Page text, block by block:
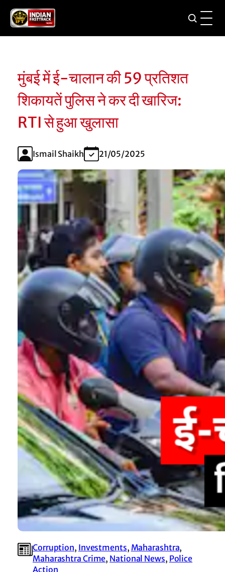
मुंबई में ई-चालान की 59 प्रतिशत
शिकायतें पुलिस ने कर दी खारिज:
RTI से हुआ खुलासा
Ismail Shaikh 21/05/2025
Corruption, Investments, Maharashtra
Maharashtra Crime, National News, Police
Action